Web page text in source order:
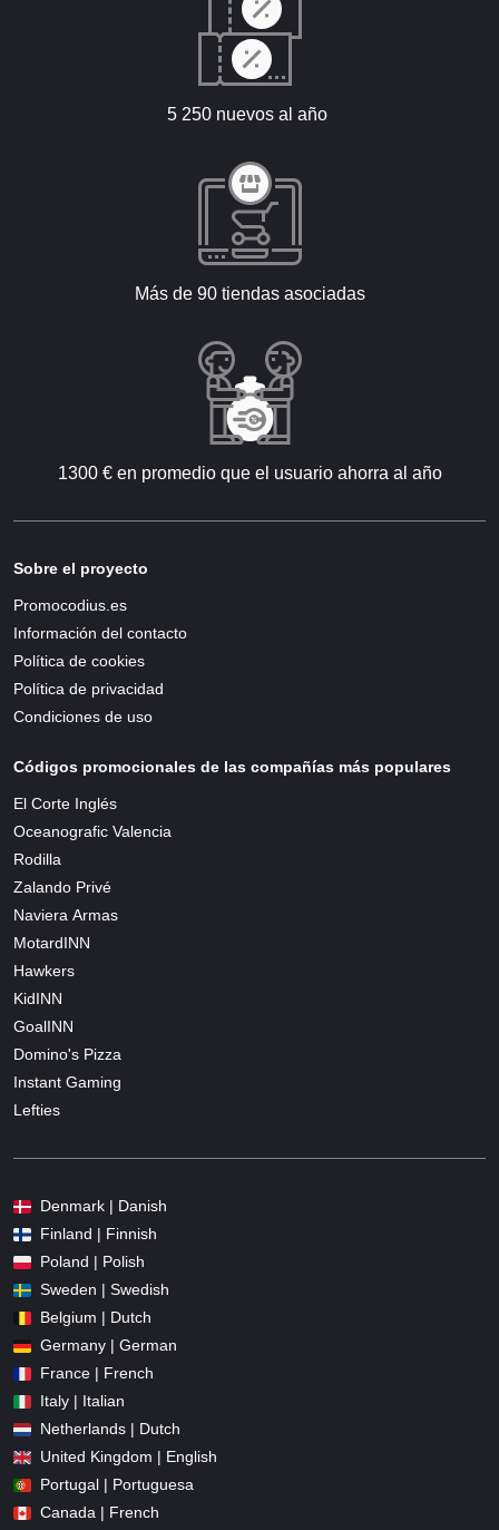
5 250 nuevos al año
Más de 90 tiendas asociadas
1300 € en promedio que el usuario ahorra al año
Sobre el proyecto
Promocodius.es
Información del contacto
Política de cookies
Política de privacidad
Condiciones de uso
Códigos promocionales de las compañías más populares
El Corte Inglés
Oceanografic Valencia
Rodilla
Zalando Privé
Naviera Armas
MotardINN
Hawkers
KidINN
GoalINN
Domino's Pizza
Instant Gaming
Lefties
Denmark | Danish
Finland | Finnish
Poland | Polish
Sweden | Swedish
Belgium | Dutch
Germany | German
France | French
Italy | Italian
Netherlands | Dutch
United Kingdom | English
Portugal | Portuguesa
Canada | French